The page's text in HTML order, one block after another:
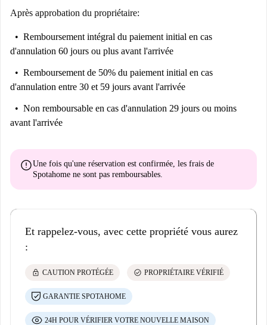
des attractions comme Árbol De Navidad : Campanar et Mural A La
culturels et commodités du quotidien, idéalement adapté à votre style de
vie.
Après approbation du propriétaire:
Remboursement intégral du paiement initial en cas
d'annulation 60 jours ou plus avant l'arrivée
Remboursement de 50% du paiement initial en cas
d'annulation entre 30 et 59 jours avant l'arrivée
Non remboursable en cas d'annulation 29 jours ou moins
avant l'arrivée
errorUne fois qu'une réservation est confirmée, les frais de
Spotahome ne sont pas remboursables.
Et rappelez-vous, avec cette propriété vous aurez
:
lock CAUTION PROTÉGÉE check_circle PROPRIÉTAIRE VÉRIFIÉ
GARANTIE SPOTAHOME
24H POUR VÉRIFIER VOTRE NOUVELLE MAISON